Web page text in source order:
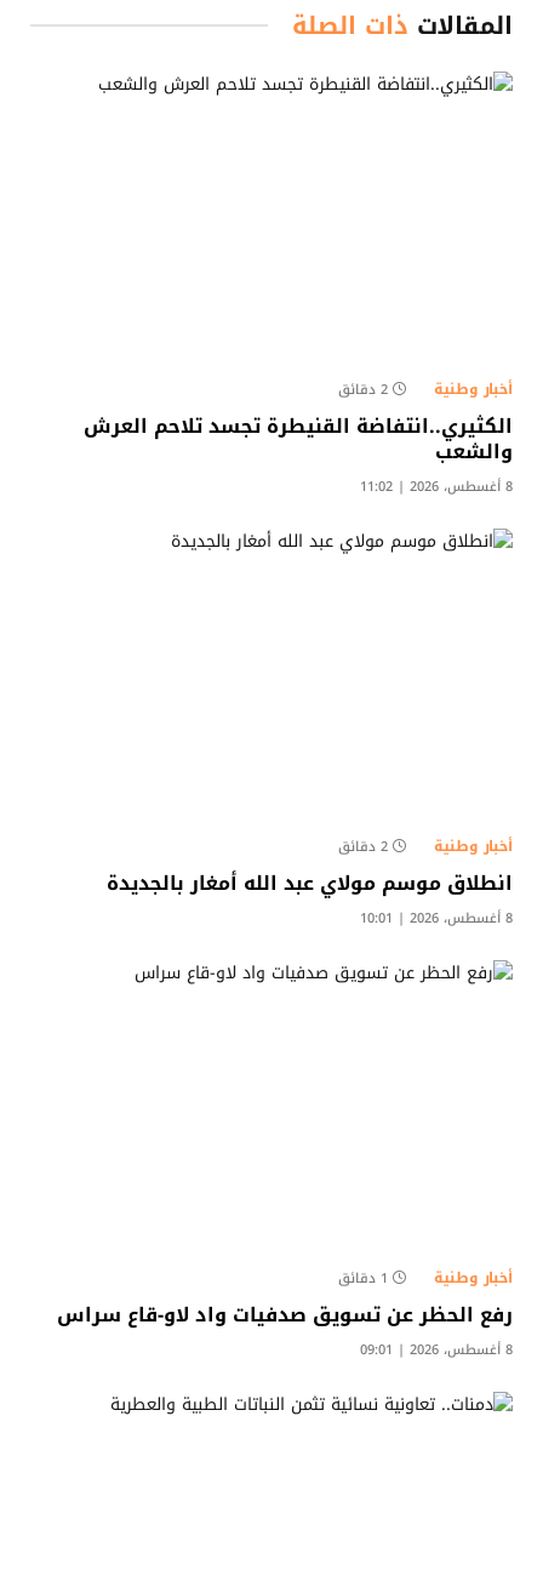
المقالات ذات الصلة
أخبار وطنية 2 دقائق
الكثيري..انتفاضة القنيطرة تجسد تلاحم العرش
والشعب
8 أغسطس، 2026 | 11:02
أخبار وطنية 2 دقائق
انطلاق موسم مولاي عبد الله أمغار بالجديدة
8 أغسطس، 2026 | 10:01
أخبار وطنية 1 دقائق
رفع الحظر عن تسويق صدفيات واد لاو-قاع سراس
8 أغسطس، 2026 | 09:01